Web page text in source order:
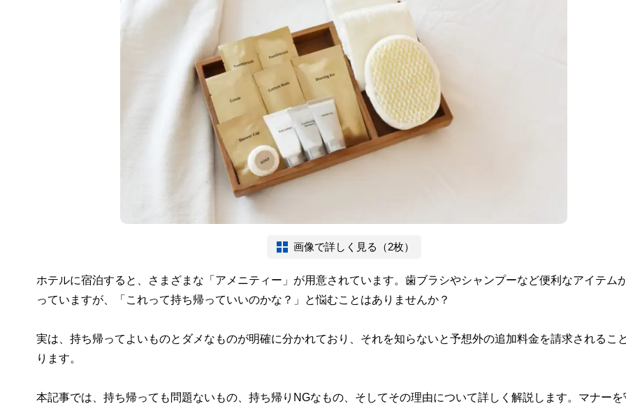
画像で詳しく見る（2枚）
ホテルに宿泊すると、さまざまな「アメニティー」が用意されています。歯ブラシやシャンプーなど便利なアイテム
っていますが、「これって持ち帰っていいのかな？」と悩むことはありませんか？
実は、持ち帰ってよいものとダメなものが明確に分かれており、それを知らないと予想外の追加料金を請求されるこ
ります。
本記事では、持ち帰っても問題ないもの、持ち帰りNGなもの、そしてその理由について詳しく解説します。マナーを